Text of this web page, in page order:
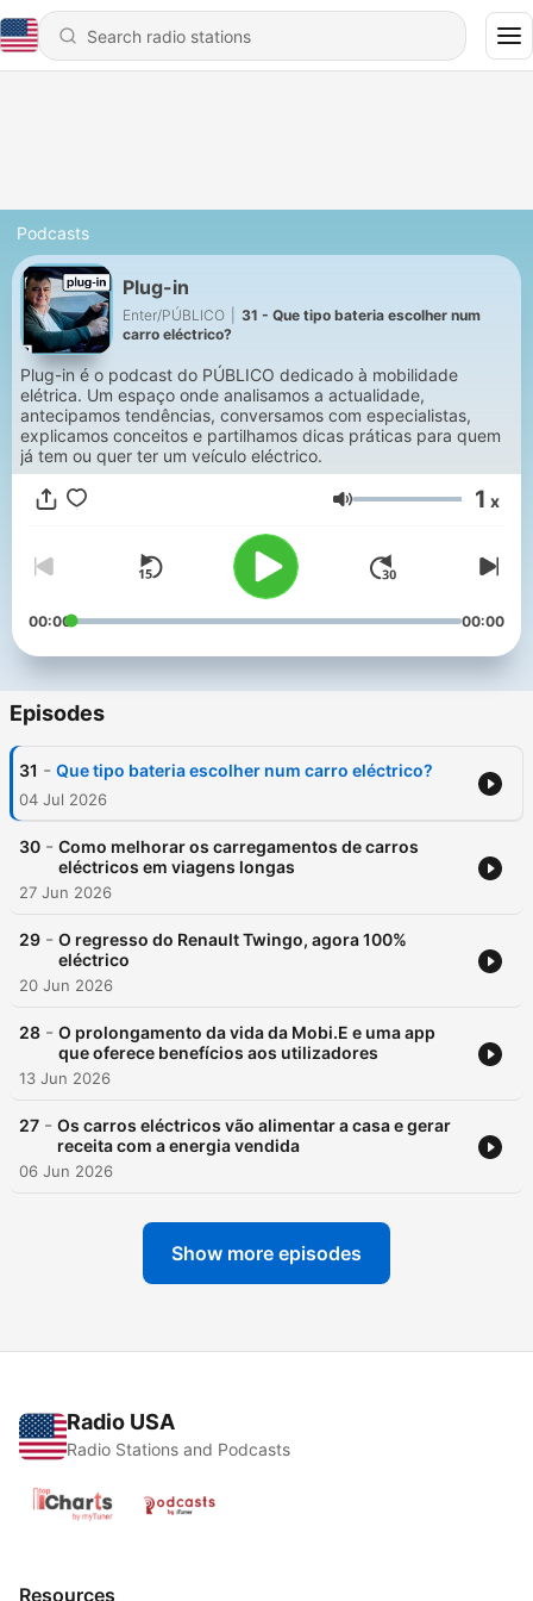
Podcasts
Plug-in
Enter/PÚBLICO
31 - Que tipo bateria escolher num
carro eléctrico?
Plug-in é o podcast do PÚBLICO dedicado à mobilidade
elétrica. Um espaço onde analisamos a actualidade,
antecipamos tendências, conversamos com especialistas,
explicamos conceitos e partilhamos dicas práticas para quem
já tem ou quer ter um veículo eléctrico.
Volume 1 x
00:00 00:00
Episodes
31 - Que tipo bateria escolher num carro eléctrico?
04 Jul 2026
30 - Como melhorar os carregamentos de carros
eléctricos em viagens longas
27 Jun 2026
29 - O regresso do Renault Twingo, agora 100%
eléctrico
20 Jun 2026
28 - O prolongamento da vida da Mobi.E e uma app
que oferece benefícios aos utilizadores
13 Jun 2026
27 - Os carros eléctricos vão alimentar a casa e gerar
receita com a energia vendida
06 Jun 2026
Show more episodes
Radio USA
Radio Stations and Podcasts
Resources